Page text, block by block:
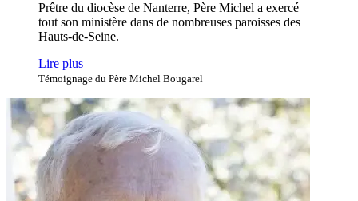
Prêtre du diocèse de Nanterre, Père Michel a exercé
tout son ministère dans de nombreuses paroisses des
Hauts-de-Seine.
Lire plus
Témoignage du Père Michel Bougarel